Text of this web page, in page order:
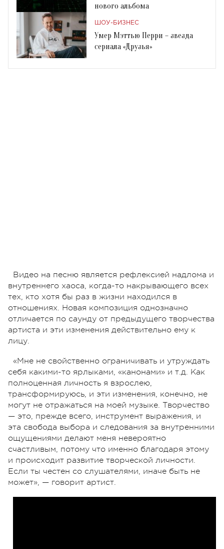
нового альбома
ШОУ-БИЗНЕС
Умер Мэттью Перри – звезда
сериала «Друзья»
Видео на песню является рефлексией надлома и
внутреннего хаоса, когда-то накрывающего всех
тех, кто хотя бы раз в жизни находился в
отношениях. Новая композиция однозначно
отличается по саунду от предыдущего творчества
артиста и эти изменения действительно ему к
лицу.
«Мне не свойственно ограничивать и утруждать
себя какими-то ярлыками, «канонами» и т.д. Как
полноценная личность я взрослею,
трансформируюсь, и эти изменения, конечно, не
могут не отражаться на моей музыке. Творчество
— это, прежде всего, инструмент выражения, и
эта свобода выбора и следования за внутренними
ощущениями делают меня невероятно
счастливым, потому что именно благодаря этому
и происходит развитие творческой личности.
Если ты честен со слушателями, иначе быть не
может», — говорит артист.